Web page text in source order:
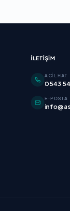
İLETIŞIM
ACIL HAT
0543
E-POSTA